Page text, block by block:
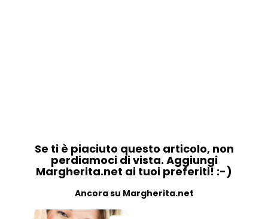
Se ti è piaciuto questo articolo, non
perdiamoci di vista. Aggiungi
Margherita.net ai tuoi preferiti! :-)
Ancora su Margherita.net